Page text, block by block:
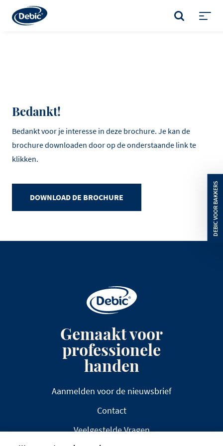
main
ZOEKEN
Bedankt!
Bedankt voor je interesse in deze brochure. Je kan de
brochure downloaden door op de onderstaande link te
klikken.
DOWNLOAD DE BROCHURE
Gemaakt voor
professionele
handen
Aanmelden voor de nieuwsbrief
Contact
Veelgestelde Vragen